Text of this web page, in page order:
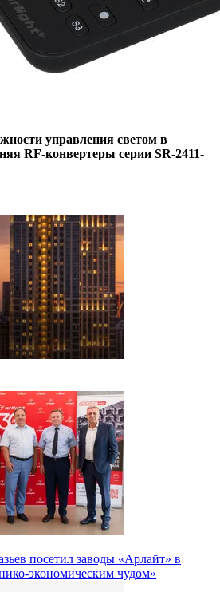
управления светом в
RF-конвертеры серии SR-2411-
посетил заводы «Арлайт» в
экономическим чудом»